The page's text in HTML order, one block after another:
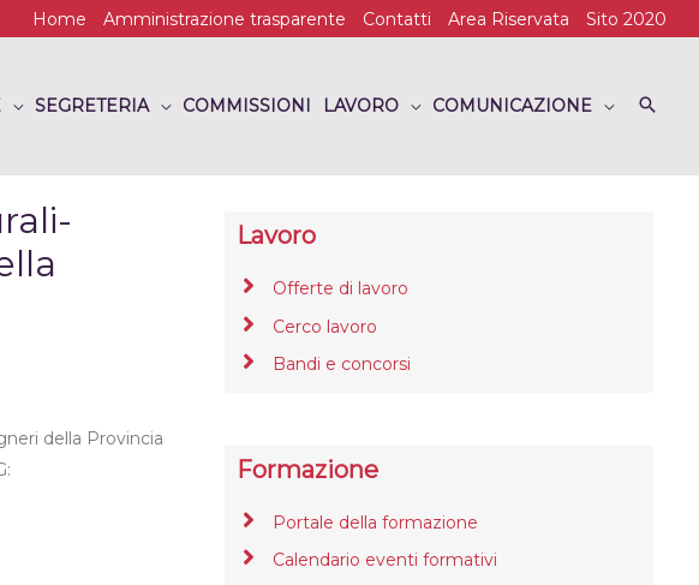
Home Amministrazione trasparente Contatti Area Riservata Sito 2020
SEGRETERIA COMMISSIONI LAVORO COMUNICAZIONE
della Provincia
Lavoro
Offerte di lavoro
Cerco lavoro
Bandi e concorsi
Formazione
Portale della formazione
Calendario eventi formativi